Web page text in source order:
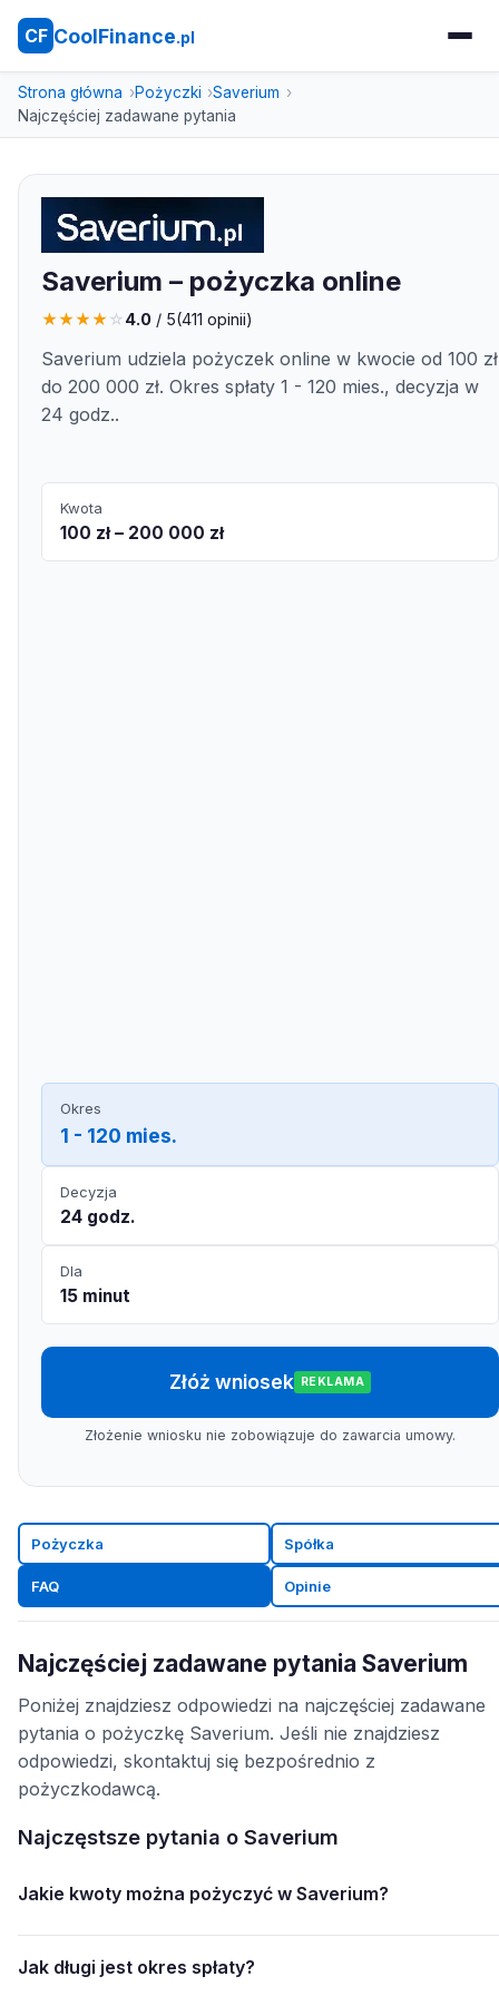
CF CoolFinance.pl
Strona główna Pożyczki
Saverium
Najczęściej zadawane pytania
Saverium – pożyczka online
★★★★☆4.0 / 5(411 opinii)
Saverium udziela pożyczek online w kwocie od 100 zł
do 200 000 zł. Okres spłaty 1 - 120 mies., decyzja w
24 godz..
Kwota
100 zł – 200 000 zł
Okres
1 - 120 mies.
Decyzja
24 godz.
Dla
15 minut
Złóż wniosek REKLAMA
Złożenie wniosku nie zobowiązuje do zawarcia umowy.
Pożyczka Spółka
FAQ Opinie
Najczęściej zadawane pytania Saverium
Poniżej znajdziesz odpowiedzi na najczęściej zadawane
pytania o pożyczkę Saverium. Jeśli nie znajdziesz
odpowiedzi, skontaktuj się bezpośrednio z
pożyczkodawcą.
Najczęstsze pytania o Saverium
Jakie kwoty można pożyczyć w Saverium?
Jak długi jest okres spłaty?